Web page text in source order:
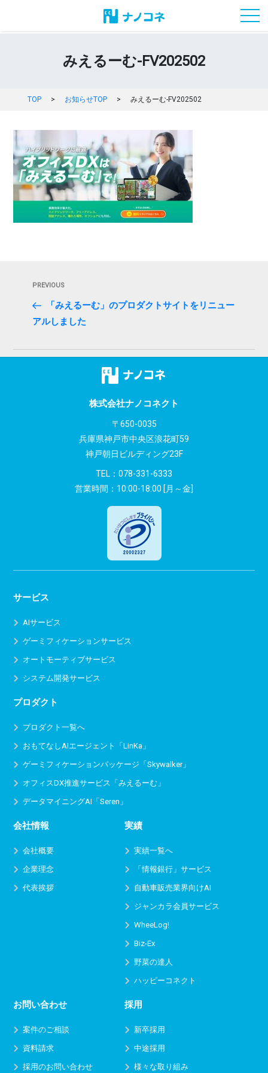
みえるーむ-FV202502
TOP > お知らせTOP > みえるーむ-FV202502
ゲ
Previous
Post
PREVIOUS
「みえるーむ」のプロダクトサイトをリニュー
アルしました
株式会社ナノコネクト
〒650-0035
兵庫県神戸市中央区浪花町59
神戸朝日ビルディング23F
TEL： 078-331-6333
営業時間：10:00-18:00 [月～金]
サービス
AIサービス
ゲーミフィケーションサービス
オートモーティブサービス
システム開発サービス
プロダクト
プロダクト一覧へ
おもてなしAIエージェント「LinKa」
ゲーミフィケーションパッケージ「Skywalker」
オフィスDX推進サービス 「みえるーむ」
データマイニングAI「Seren」
会社情報
会社概要
企業理念
代表挨拶
実績
実績一覧へ
「情報銀行」サービス
自動車販売業界向けAI
ジャンカラ会員サービス
WheeLog!
Biz-Ex
野菜の達人
ハッピーコネクト
お問い合わせ
案件のご相談
資料請求
採用のお問い合わせ
採用
新卒採用
中途採用
様々な取り組み